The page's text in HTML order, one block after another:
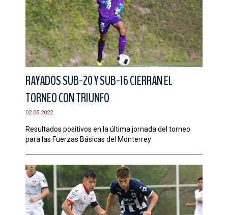
RAYADOS SUB-20 Y SUB-16 CIERRAN EL
TORNEO CON TRIUNFO
02.05.2022
Resultados positivos en la última jornada del torneo
para las Fuerzas Básicas del Monterrey